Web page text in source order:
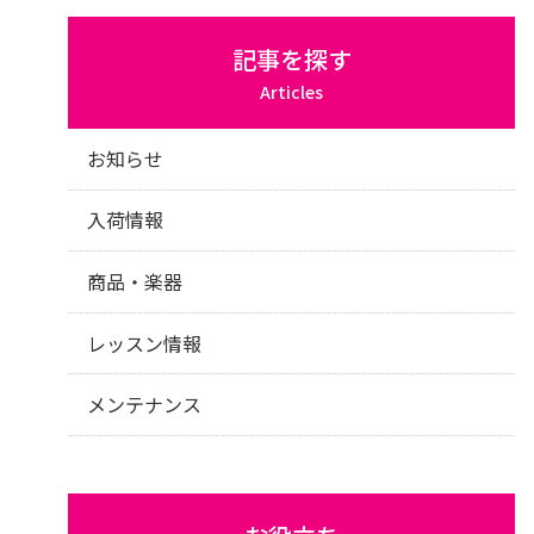
記事を探す
Articles
お知らせ
入荷情報
商品・楽器
レッスン情報
メンテナンス